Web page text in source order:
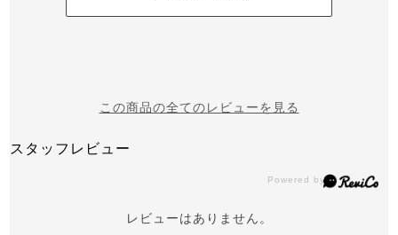
この商品の全てのレビューを見る
スタッフレビュー
レビューはありません。